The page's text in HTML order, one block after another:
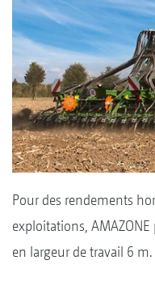
Pour des rendements
exploitations,
en largeur de travail 6 m.